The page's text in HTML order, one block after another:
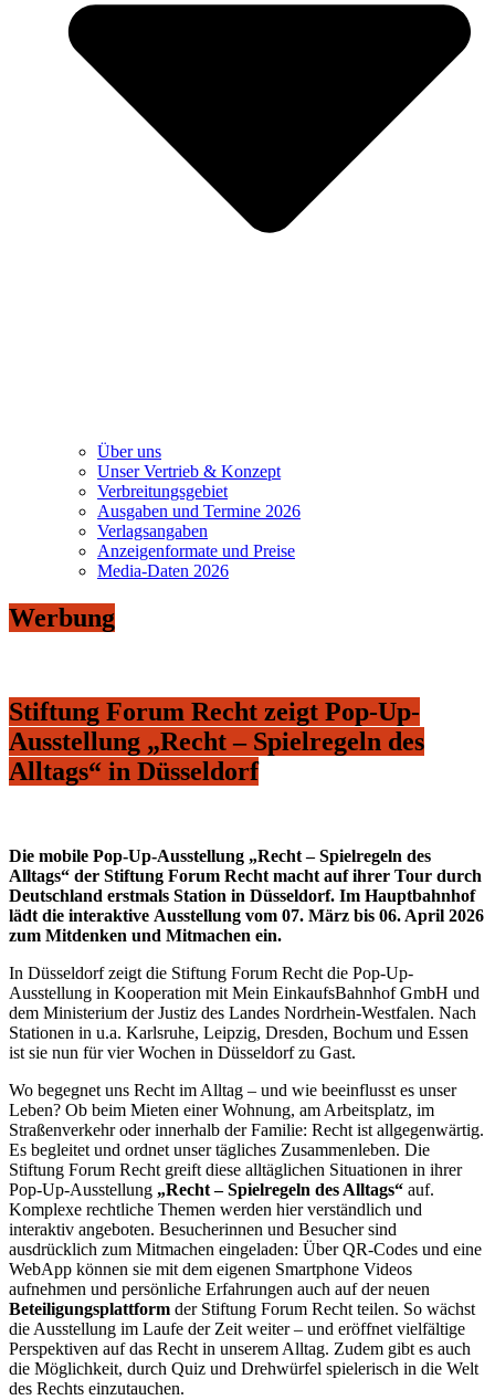
Über uns
Unser Vertrieb & Konzept
Verbreitungsgebiet
Ausgaben und Termine 2026
Verlagsangaben
Anzeigenformate und Preise
Media-Daten 2026
Werbung
Stiftung Forum Recht zeigt Pop-Up-
Ausstellung „Recht – Spielregeln des
Alltags“ in Düsseldorf
Die mobile Pop-Up-Ausstellung „Recht – Spielregeln des
Alltags“ der Stiftung Forum Recht macht auf ihrer Tour durch
Deutschland erstmals Station in Düsseldorf. Im Hauptbahnhof
lädt die interaktive Ausstellung vom 07. März bis 06. April 2026
zum Mitdenken und Mitmachen ein.
In Düsseldorf zeigt die Stiftung Forum Recht die Pop-Up-
Ausstellung in Kooperation mit Mein EinkaufsBahnhof GmbH und
dem Ministerium der Justiz des Landes Nordrhein-Westfalen. Nach
Stationen in u.a. Karlsruhe, Leipzig, Dresden, Bochum und Essen
ist sie nun für vier Wochen in Düsseldorf zu Gast.
Wo begegnet uns Recht im Alltag – und wie beeinflusst es unser
Leben? Ob beim Mieten einer Wohnung, am Arbeitsplatz, im
Straßenverkehr oder innerhalb der Familie: Recht ist allgegenwärtig.
Es begleitet und ordnet unser tägliches Zusammenleben. Die
Stiftung Forum Recht greift diese alltäglichen Situationen in ihrer
Pop-Up-Ausstellung „Recht – Spielregeln des Alltags“ auf.
Komplexe rechtliche Themen werden hier verständlich und
interaktiv angeboten. Besucherinnen und Besucher sind
ausdrücklich zum Mitmachen eingeladen: Über QR-Codes und eine
WebApp können sie mit dem eigenen Smartphone Videos
aufnehmen und persönliche Erfahrungen auch auf der neuen
Beteiligungsplattform der Stiftung Forum Recht teilen. So wächst
die Ausstellung im Laufe der Zeit weiter – und eröffnet vielfältige
Perspektiven auf das Recht in unserem Alltag. Zudem gibt es auch
die Möglichkeit, durch Quiz und Drehwürfel spielerisch in die Welt
des Rechts einzutauchen.